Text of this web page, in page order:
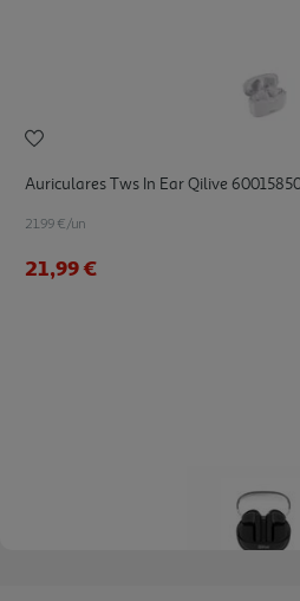
Auriculares Tws In Ear Qilive
21.99 €/un
21,99 €